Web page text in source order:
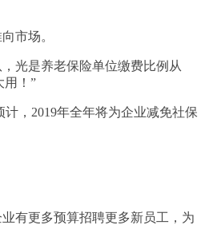
市场。
光是养老保险单位缴费比例从
用！”
，2019年全年将为企业减免社保
有更多预算招聘更多新员工，为